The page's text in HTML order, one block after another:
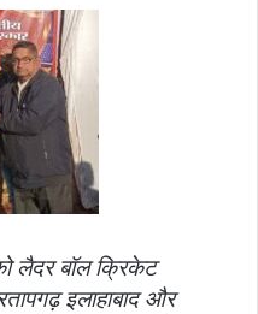
लैदर बॉल क्रिकेट
इलाहाबाद और